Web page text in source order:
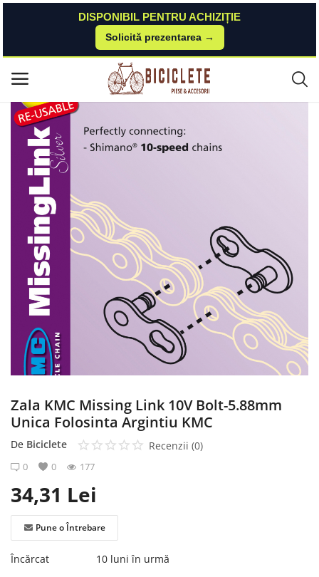
DISPONIBIL PENTRU ACHIZIȚIE
Solicită prezentarea →
Meniu principal
Categorii
Acasă
Listă de dorințe
Contact
Blog
Autentificare
Înregistrare
Transmisie & Accesorii
Zala KMC Missing Link 10V Bolt-5.88mm Unica Folosinta Argintiu KMC
Zala KMC Missing Link 10V Bolt-5.88mm
Unica Folosinta Argintiu KMC
De Biciclete Recenzii (0)
0 0 177
34,31 Lei
Pune o Întrebare
Încărcat 10 luni în urmă